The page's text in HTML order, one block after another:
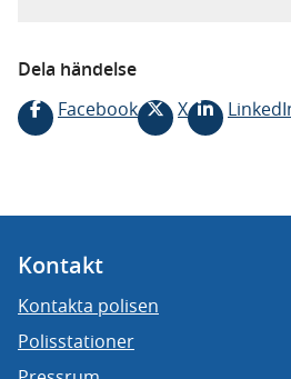
Dela händelse
Facebook
X
Kontakt
Kontakta polisen
Polisstationer